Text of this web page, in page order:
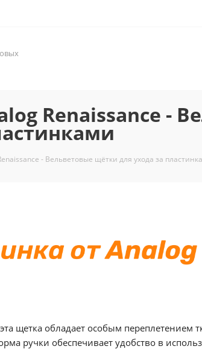
Renaissance -
- Вельветовые щётки для ухода за
щетка обладает особым
ручки обеспечивает удобство в